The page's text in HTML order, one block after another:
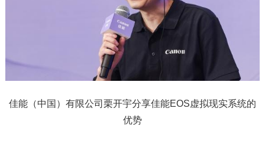
佳能（中国）有限公司栗开宇分享佳能EOS虚拟现实系统的
优势